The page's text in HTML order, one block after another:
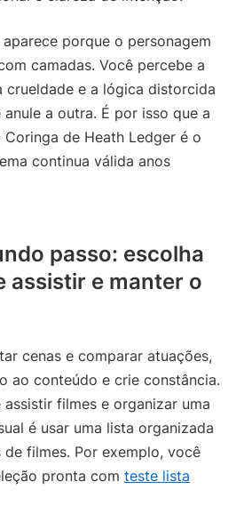
porque o personagem
camadas. Você percebe a
crueldade e a lógica distorcida
a outra. É por isso que a
de Heath Ledger é o
continua válida anos
passo: escolha
assistir e manter o
cenas e comparar atuações,
ao conteúdo e crie constância.
filmes e organizar uma
é usar uma lista organizada
filmes. Por exemplo, você
pronta com teste lista